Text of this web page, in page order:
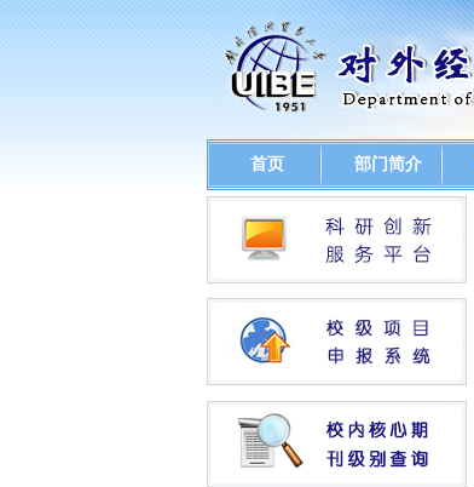
首页 部门简介